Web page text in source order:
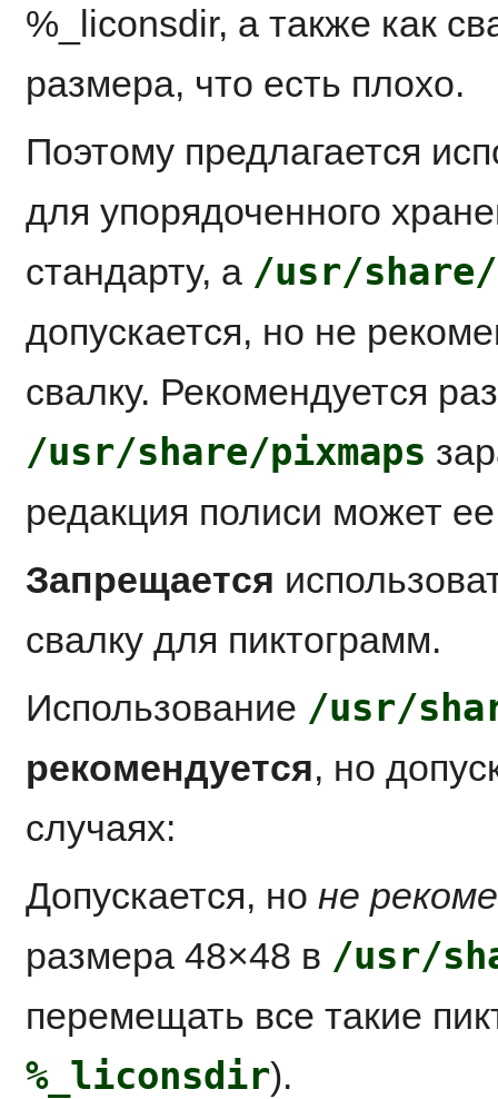
%_liconsdir, а также как
размера, что есть плохо.
Поэтому предлагается
для упорядоченного
стандарту, а /usr/share/
допускается, но не
свалку. Рекомендуется
/usr/share/pixmaps
редакция полиси может
Запрещается
свалку для пиктограмм.
Использование /usr/
рекомендуется, но
случаях:
Допускается, но не
размера 48×48 в /usr/
перемещать все такие
%_liconsdir).